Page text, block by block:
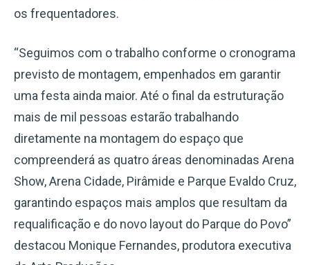
os frequentadores.
“Seguimos com o trabalho conforme o cronograma
previsto de montagem, empenhados em garantir
uma festa ainda maior. Até o final da estruturação
mais de mil pessoas estarão trabalhando
diretamente na montagem do espaço que
compreenderá as quatro áreas denominadas Arena
Show, Arena Cidade, Pirâmide e Parque Evaldo Cruz,
garantindo espaços mais amplos que resultam da
requalificação e do novo layout do Parque do Povo”
destacou Monique Fernandes, produtora executiva